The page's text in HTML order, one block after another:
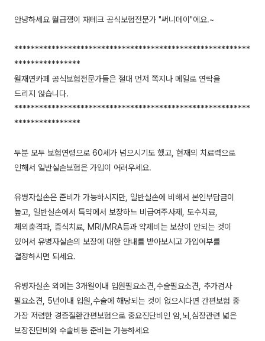
안녕하세요 월급쟁이 재테크 공식보험전문가 "써니데이"에요.~
*********************************************************
****************
월재연카페 공식보험전문가들은 절대 먼저 쪽지나 메일로 연락을
드리지 않습니다.
*********************************************************
****************
두분 모두 보험연령으로 60세가 넘으시기도 했고, 현재의 치료력으로
인해서 일반실손보험은 가입이 어려우세요.
유병자실손은 준비가 가능하시지만, 일반실손에 비해서 본인부담금이
높고, 일반실손에서 특약에서 보장하느 비급여주사제, 도수치료,
체외충격파, 증식치료, MRI/MRA등과 약제비는 보상이 안되는 것이
있어서 유병자실손의 보장에 대한 안내를 받아보시고 가입여부를
결정하시면 되세요.
유병자실손 외에는 3개월이내 입원필요소견,수술필요소견, 추가검사
필요소견, 5년이내 입원,수술에 해당되는 것이 없으시다면 간편보험 중
가장 저렴한 경증질환간편보험으로 중요진단비인 암,뇌,심장관련 넓은
보장진단비와 수술비등 준비는 가능하세요